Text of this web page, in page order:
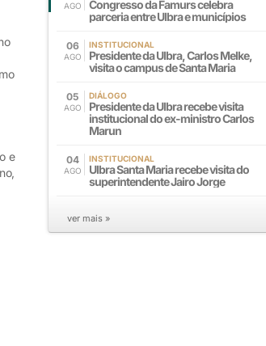
e
AGO
Congresso da Famurs celebra
parceria entre Ulbra e municípios
06
AGO
INSTITUCIONAL
Presidente da Ulbra, Carlos Melke,
visita o campus de Santa Maria
05
AGO
DIÁLOGO
Presidente da Ulbra recebe visita
institucional do ex-ministro Carlos
Marun
04
AGO
INSTITUCIONAL
Ulbra Santa Maria recebe visita do
superintendente Jairo Jorge
ver mais »